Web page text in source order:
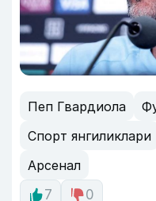
Пеп Гвардиола
Спорт янгиликлари
Арсенал
7
0